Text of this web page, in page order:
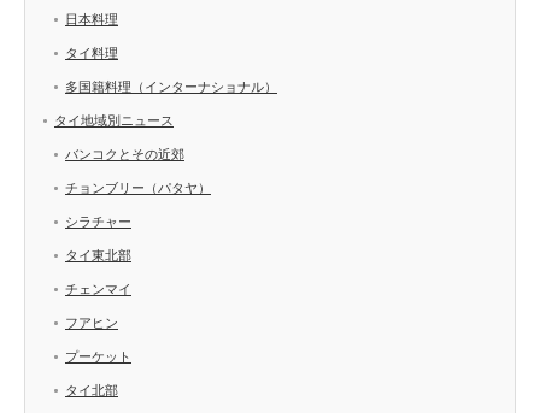
日本料理
タイ料理
多国籍料理（インターナショナル）
タイ地域別ニュース
バンコクとその近郊
チョンブリー（パタヤ）
シラチャー
タイ東北部
チェンマイ
フアヒン
プーケット
タイ北部